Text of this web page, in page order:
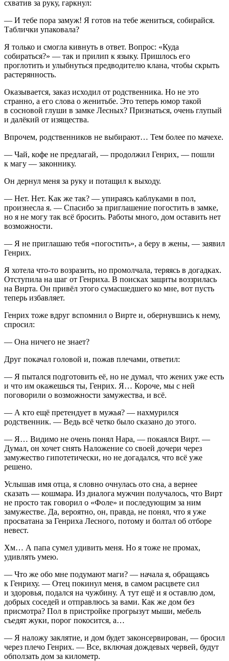
схватив за руку, гаркнул:
— И тебе пора замуж! Я готов на тебе жениться, собирайся.
Таблички упаковала?
Я только и смогла кивнуть в ответ. Вопрос: «Куда
собираться?» — так и прилип к языку. Пришлось его
проглотить и улыбнуться предводителю клана, чтобы скрыть
растерянность.
Оказывается, заказ исходил от родственника. Но не это
странно, а его слова о женитьбе. Это теперь юмор такой
в сосновой глуши в замке Лесных? Признаться, очень глупый
и далёкий от изящества.
Впрочем, родственников не выбирают… Тем более по мачехе.
— Чай, кофе не предлагай, — продолжил Генрих, — пошли
к магу — законнику.
Он дернул меня за руку и потащил к выходу.
— Нет. Нет. Как же так? — упираясь каблуками в пол,
произнесла я. — Спасибо за приглашение погостить в замке,
но я не могу так всё бросить. Работы много, дом оставить нет
возможности.
— Я не приглашаю тебя «погостить», а беру в жены, — заявил
Генрих.
Я хотела что-то возразить, но промолчала, теряясь в догадках.
Отступила на шаг от Генриха. В поисках защиты воззрилась
на Вирта. Он привёл этого сумасшедшего ко мне, вот пусть
теперь избавляет.
Генрих тоже вдруг вспомнил о Вирте и, обернувшись к нему,
спросил:
— Она ничего не знает?
Друг покачал головой и, пожав плечами, ответил:
— Я пытался подготовить её, но не думал, что жених уже есть
и что им окажешься ты, Генрих. Я… Короче, мы с ней
поговорили о возможности замужества, и всё.
— А кто ещё претендует в мужья? — нахмурился
родственник. — Ведь всё четко было сказано до этого.
— Я… Видимо не очень понял Нара, — покаялся Вирт. —
Думал, он хочет снять Наложение со своей дочери через
замужество гипотетически, но не догадался, что всё уже
решено.
Услышав имя отца, я словно очнулась ото сна, а вернее
сказать — кошмара. Из диалога мужчин получалось, что Вирт
не просто так говорил о «Фоле» и последующим за ним
замужестве. Да, вероятно, он, правда, не понял, что я уже
просватана за Генриха Лесного, потому и болтал об отборе
невест.
Хм… А папа сумел удивить меня. Но я тоже не промах,
удивлять умею.
— Что же обо мне подумают маги? — начала я, обращаясь
к Генриху. — Отец покинул меня, в самом расцвете сил
и здоровья, подался на чужбину. А тут ещё и я оставлю дом,
добрых соседей и отправлюсь за вами. Как же дом без
присмотра? Пол в пристройке прогрызут мыши, мебель
съедят жуки, порог покосится, а…
— Я наложу заклятие, и дом будет законсервирован, — бросил
через плечо Генрих. — Все, включая дождевых червей, будут
обползать дом за километр.